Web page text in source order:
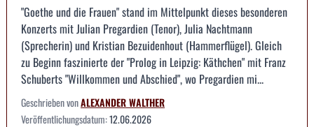
"Goethe und die Frauen" stand im Mittelpunkt dieses besonderen
Konzerts mit Julian Pregardien (Tenor), Julia Nachtmann
(Sprecherin) und Kristian Bezuidenhout (Hammerflügel). Gleich
zu Beginn faszinierte der "Prolog in Leipzig: Käthchen" mit Franz
Schuberts "Willkommen und Abschied", wo Pregardien mi...
Geschrieben vonALEXANDER WALTHER
Veröffentlichungsdatum:12.06.2026